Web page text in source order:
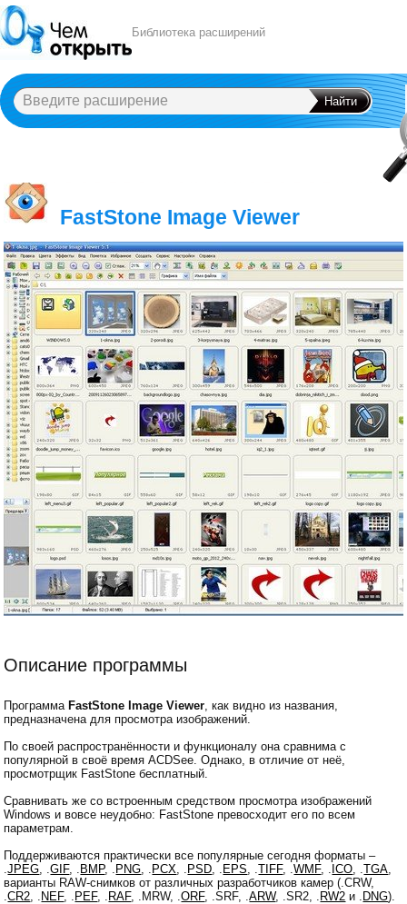
Библиотека расширений
X
FastStone Image Viewer
Описание программы
Программа FastStone Image Viewer, как видно из названия,
предназначена для просмотра изображений.
По своей распространённости и функционалу она сравнима с
популярной в своё время ACDSee. Однако, в отличие от неё,
просмотрщик FastStone бесплатный.
Сравнивать же со встроенным средством просмотра изображений
Windows и вовсе неудобно: FastStone превосходит его по всем
параметрам.
Поддерживаются практически все популярные сегодня форматы –
.JPEG, .GIF, . BMP, . PNG, . PCX, . PSD, . EPS, .TIFF, .WMF, . ICO, .TGA,
варианты RAW-снимков от различных разработчиков камер (.CRW,
.CR2, . NEF, . PEF, . RAF, .MRW, .ORF, .SRF, .ARW, .SR2, . RW2 и . DNG).